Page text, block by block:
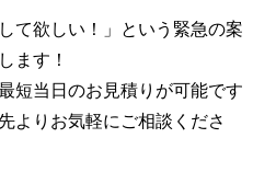
て欲しい！」という緊急の案
ます！
短当日のお見積りが可能です
よりお気軽にご相談くださ